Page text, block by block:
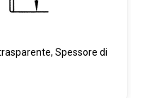
Spessore di